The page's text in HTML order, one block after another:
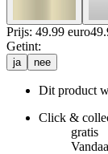
Prijs: 49.99 euro49.
Getint:
ja nee
Dit product
Click &
gratis